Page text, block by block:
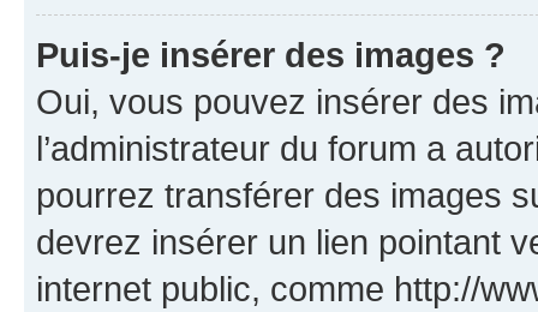
Puis-je insérer des images ?
Oui, vous pouvez insérer des
l’administrateur du forum a
pourrez transférer des images
devrez insérer un lien pointant
internet public, comme http://